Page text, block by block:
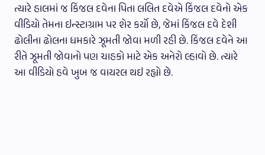
ત્યારે હાલમાં જ કિંજલ દવેના પિતા લલિત દવેએ કિંજલ દવેનો એક
વીડિયો તેમના ઇન્સ્ટાગ્રામ પર શેર કર્યો છે, જેમાં કિંજલ દવે દેશી
ઢોલીના ઢોલના ધમકારે ઝૂમતી જોવા મળી રહી છે. કિંજલ દવેને આ
રીતે ઝૂમતી જોવાનો પણ ચાહકો માટે એક અનેરો લ્હાવો છે. ત્યારે
આ વીડિયો હવે ખુબ જ વાયરલ થઇ રહ્યો છે.